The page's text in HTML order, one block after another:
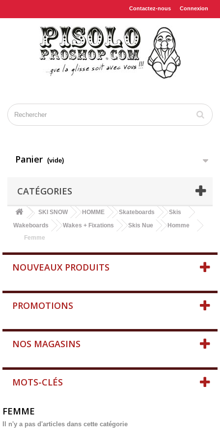
Connexion
Contactez-nous
Panier (vide)
CATÉGORIES
SKI SNOW HOMME Skateboards
Skis
Wakeboards
Wakes + Fixations Skis Nue
Homme
Femme
NOUVEAUX PRODUITS
PROMOTIONS
NOS MAGASINS
MOTS-CLÉS
FEMME
Il n'y a pas d'articles dans cette catégorie